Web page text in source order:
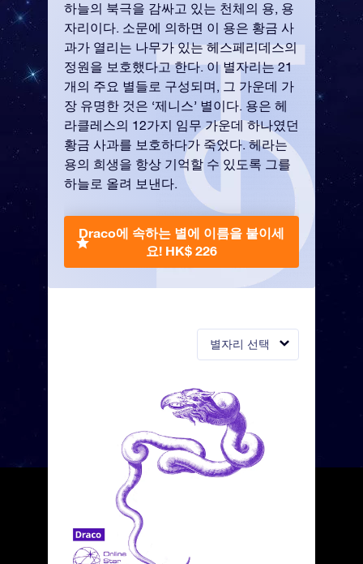
별자리 선택
하늘의 북극을 감싸고 있는 천체의 용, 용
자리이다. 소문에 의하면 이 용은 황금 사
과가 열리는 나무가 있는 헤스페리데스의
정원을 보호했다고 한다. 이 별자리는 21
개의 주요 별들로 구성되며, 그 가운데 가
장 유명한 것은 ‘제니스’ 별이다. 용은 헤
라클레스의 12가지 임무 가운데 하나였던
황금 사과를 보호하다가 죽었다. 헤라는
용의 희생을 항상 기억할 수 있도록 그를
하늘로 올려 보낸다.
Draco에 속하는 별에 이름을 붙이세
요! HK$ 226